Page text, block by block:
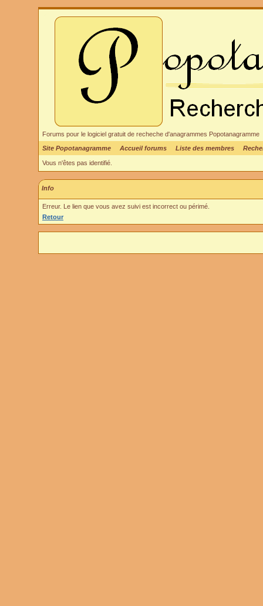
Forums pour le logiciel gratuit de recheche d'anagrammes Popotanagramme
Site Popotanagramme
Accueil forums Liste des membres
Vous n'êtes pas identifié.
Info
Erreur. Le lien que vous avez suivi est incorrect ou périmé.
Retour